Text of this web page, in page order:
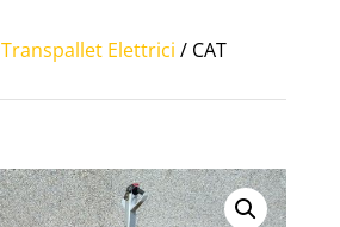
Transpallet Elettrici / CAT